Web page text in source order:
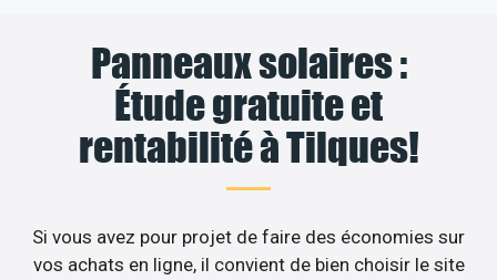
Panneaux solaires :
Étude gratuite et
rentabilité à Tilques!
Si vous avez pour projet de faire des économies sur
vos achats en ligne, il convient de bien choisir le site